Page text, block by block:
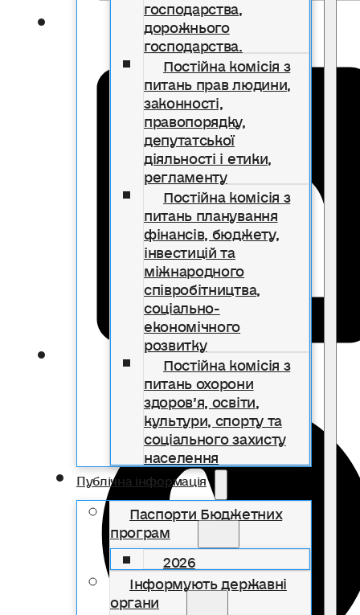
господарства,
дорожнього
господарства.
Постійна комісія з
питань прав людини,
законності,
правопорядку,
депутатської
діяльності і етики,
регламенту
Постійна комісія з
питань планування
фінансів, бюджету,
інвестицій та
міжнародного
співробітництва,
соціально-
економічного
розвитку
Постійна комісія з
питань охорони
здоров’я, освіти,
культури, спорту та
соціального захисту
населення
Публічна інформація
Паспорти Бюджетних
програм
2026
Інформують державні
органи